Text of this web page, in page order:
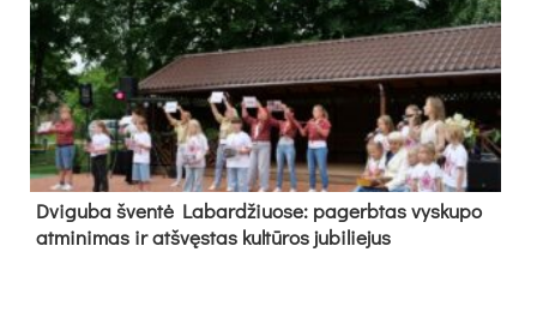
Dvi­gu­ba šven­tė La­bar­džiuo­se: pa­gerb­tas vys­ku­po
at­mi­ni­mas ir at­švęs­tas kul­tū­ros ju­bi­lie­jus